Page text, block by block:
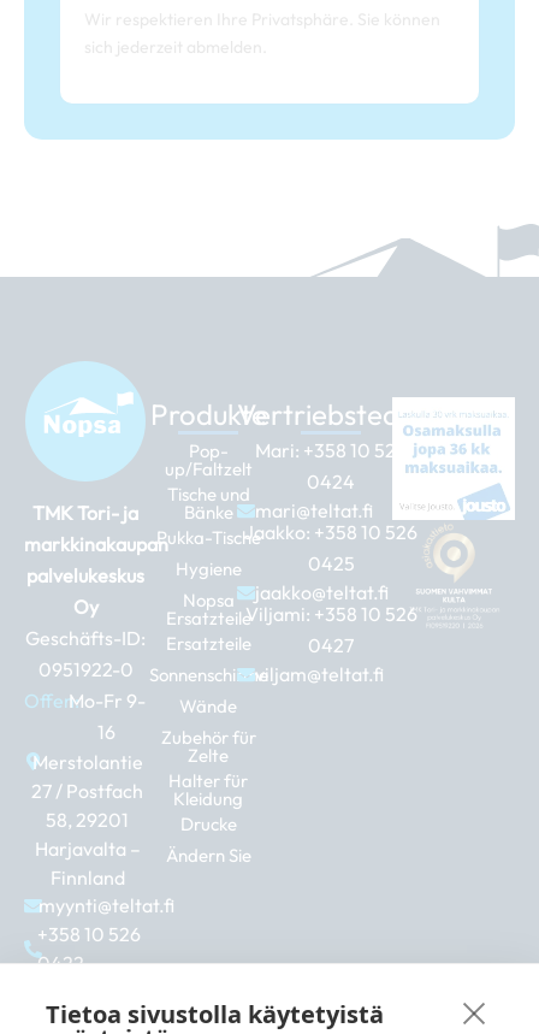
Tietoa sivustolla käytetyistä
TMK Tori- ja
markkinakaupan
palvelukeskus
Oy
Geschäfts-ID:
0951922-0
Offen:Mo-Fr 9-
16
Merstolantie
27 / Postfach
58, 29201
Harjavalta –
Finnland
myynti@teltat.fi
+358 10 526
0422
a
n
i
Produkte
Pop-
up/Faltzelt
Tische und
Bänke
Pukka-Tische
Hygiene
Nopsa
Ersatzteile
Ersatzteile
Sonnenschirme
Wände
Zubehör für
Zelte
Halter für
Kleidung
Drucke
Ändern Sie
Vertriebsteam
Mari: +358 10 526
0424
mari@teltat.fi
Jaakko: +358 10 526
0425
jaakko@teltat.fi
Viljami: +358 10 526
0427
viljam@teltat.fi